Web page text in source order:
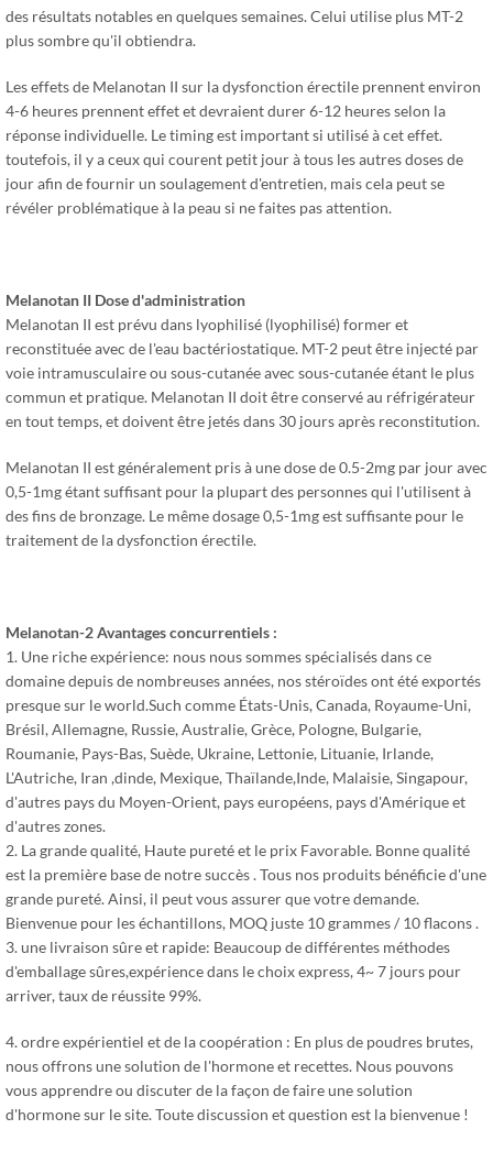
des résultats notables en quelques semaines. Celui utilise plus MT-2
plus sombre qu'il obtiendra.
Les effets de Melanotan II sur la dysfonction érectile prennent environ
4-6 heures prennent effet et devraient durer 6-12 heures selon la
réponse individuelle. Le timing est important si utilisé à cet effet.
toutefois, il y a ceux qui courent petit jour à tous les autres doses de
jour afin de fournir un soulagement d'entretien, mais cela peut se
révéler problématique à la peau si ne faites pas attention.
Melanotan II Dose d'administration
Melanotan II est prévu dans lyophilisé (lyophilisé) former et
reconstituée avec de l'eau bactériostatique. MT-2 peut être injecté par
voie intramusculaire ou sous-cutanée avec sous-cutanée étant le plus
commun et pratique. Melanotan II doit être conservé au réfrigérateur
en tout temps, et doivent être jetés dans 30 jours après reconstitution.
Melanotan II est généralement pris à une dose de 0.5-2mg par jour avec
0,5-1mg étant suffisant pour la plupart des personnes qui l'utilisent à
des fins de bronzage. Le même dosage 0,5-1mg est suffisante pour le
traitement de la dysfonction érectile.
Melanotan-2Avantages concurrentiels :
1. Une riche expérience: nous nous sommes spécialisés dans ce
domaine depuis de nombreuses années, nos stéroïdes ont été exportés
presque sur le world.Such comme États-Unis, Canada, Royaume-Uni,
Brésil, Allemagne, Russie, Australie, Grèce, Pologne, Bulgarie,
Roumanie, Pays-Bas, Suède, Ukraine, Lettonie, Lituanie, Irlande,
L'Autriche, Iran ,dinde, Mexique, Thaïlande,Inde, Malaisie, Singapour,
d'autres pays du Moyen-Orient, pays européens, pays d'Amérique et
d'autres zones.
2. La grande qualité, Haute pureté et le prix Favorable. Bonne qualité
est la première base de notre succès . Tous nos produits bénéficie d'une
grande pureté. Ainsi, il peut vous assurer que votre demande.
Bienvenue pour les échantillons, MOQ juste 10 grammes / 10 flacons .
3. une livraison sûre et rapide: Beaucoup de différentes méthodes
d'emballage sûres,expérience dans le choix express, 4~ 7 jours pour
arriver, taux de réussite 99%.
4. ordre expérientiel et de la coopération : En plus de poudres brutes,
nous offrons une solution de l'hormone et recettes. Nous pouvons
vous apprendre ou discuter de la façon de faire une solution
d'hormone sur le site. Toute discussion et question est la bienvenue !